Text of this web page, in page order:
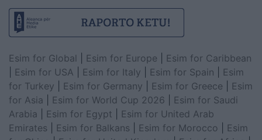
Esim for Global Esim for Europe
Esim for Caribbean
Esim for USA Esim for Italy Esim for Spain
Esim
for Turkey
Esim for Germany Esim for Greece
Esim
for Asia
Esim for World Cup 2026
Esim for Saudi
Arabia
Esim for Egypt
Esim for United Arab
Emirates
Esim for Balkans Esim for Morocco
Esim